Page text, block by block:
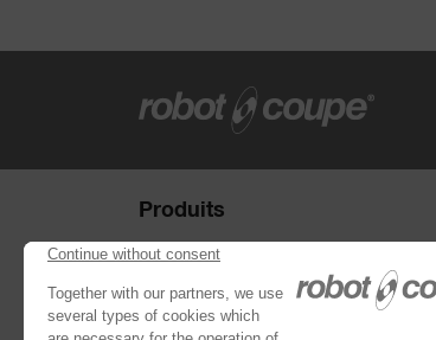
Produits
Combinés : Cutter et Coupe-
Collection de disques
Coupe-Légumes